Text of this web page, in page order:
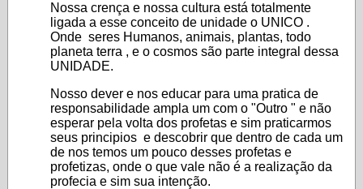
Nossa crença e nossa cultura está totalmente
ligada a esse conceito de unidade o UNICO .
Onde seres Humanos, animais, plantas, todo
planeta terra , e o cosmos são parte integral dessa
UNIDADE.
Nosso dever e nos educar para uma pratica de
responsabilidade ampla um com o "Outro " e não
esperar pela volta dos profetas e sim praticarmos
seus principios e descobrir que dentro de cada um
de nos temos um pouco desses profetas e
profetizas, onde o que vale não é a realização da
profecia e sim sua intenção.